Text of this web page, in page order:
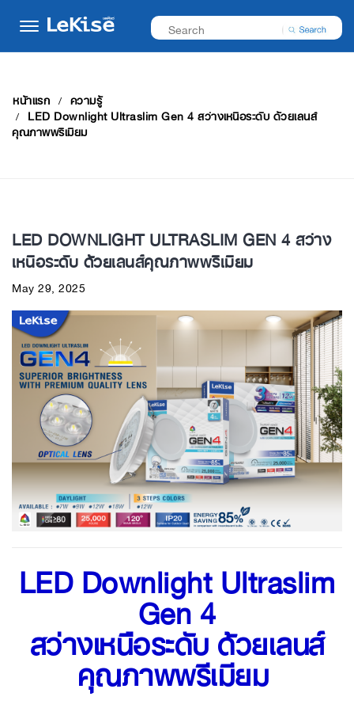
หน้าแรก ความรู้
LED Downlight Ultraslim Gen 4 สว่างเหนือระดับ ด้วยเลนส์
คุณภาพพรีเมียม
LED DOWNLIGHT ULTRASLIM GEN 4 สว่าง
เหนือระดับ ด้วยเลนส์คุณภาพพรีเมียม
May 29, 2025
LED Downlight Ultraslim
Gen 4
สว่างเหนือระดับ ด้วยเลนส์
คุณภาพพรีเมียม